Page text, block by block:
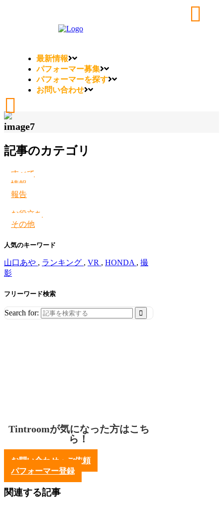
最新情報
パフォーマー募集
パフォーマーを探す
お問い合わせ
image7
記事のカテゴリ
すべて
情報
報告
お役立ち
その他
人気のキーワード
山口あや , ランキング , VR , HONDA , 撮
影
フリーワード検索
Search for:
Tintroomが気になった方はこち
ら！
お問い合わせ・ご依頼
パフォーマー登録
関連する記事